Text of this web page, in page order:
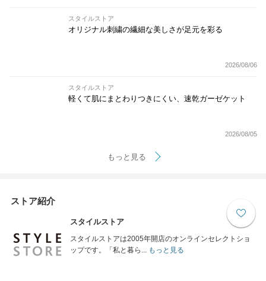
スタイルストア
オリジナル刺繍の繊細な美しさが足元を彩る
2026/08/06
スタイルストア
軽くて肌にまとわりつきにくい、速乾ガーゼケット
2026/08/05
もっと見る
ストア紹介
スタイルストア
スタイルストアは2005年開店のオンラインセレクトショ
ップです。「私と暮ら...もっと見る